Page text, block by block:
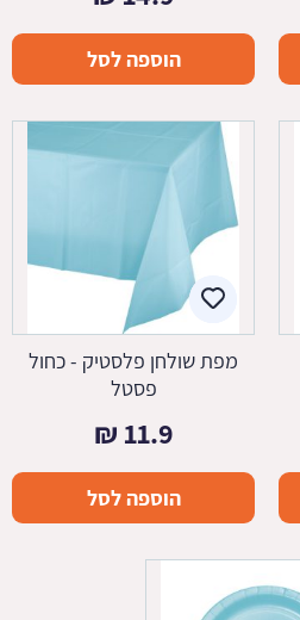
הוספה לסל
מפת שולחן פלסטיק - כחול
פסטל
11.9
₪
הוספה לסל